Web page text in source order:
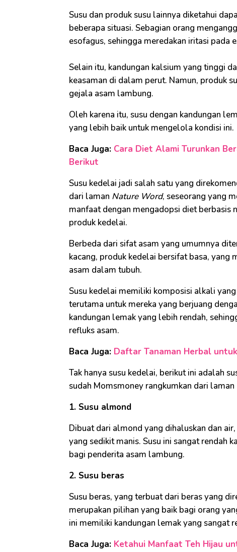
Susu dan produk susu lainnya diketahui
beberapa situasi. Sebagian orang
esofagus, sehingga meredakan iritasi pada
Selain itu, kandungan kalsium yang tinggi
keasaman di dalam perut. Namun, produk
gejala asam lambung.
Oleh karena itu, susu dengan kandungan
yang lebih baik untuk mengelola kondisi ini.
Baca Juga: Cara Diet Alami Turunkan
Berikut
Susu kedelai jadi salah satu yang
dari laman Nature Word, seseorang yang
manfaat dengan mengadopsi diet berbasis
produk kedelai.
Berbeda dari sifat asam yang umumnya
kacang, produk kedelai bersifat basa,
asam dalam tubuh.
Susu kedelai memiliki komposisi alkali
terutama untuk mereka yang berjuang
kandungan lemak yang lebih rendah,
refluks asam.
Baca Juga: Daftar Tanaman Herbal
Tak hanya susu kedelai, berikut ini adalah
sudah Momsmoney rangkumkan dari laman
1. Susu almond
Dibuat dari almond yang dihaluskan dan
yang sedikit manis. Susu ini sangat rendah
bagi penderita asam lambung.
2. Susu beras
Susu beras, yang terbuat dari beras yang
merupakan pilihan yang baik bagi orang
ini memiliki kandungan lemak yang sangat
Baca Juga: Ketahui Manfaat Teh Hijau